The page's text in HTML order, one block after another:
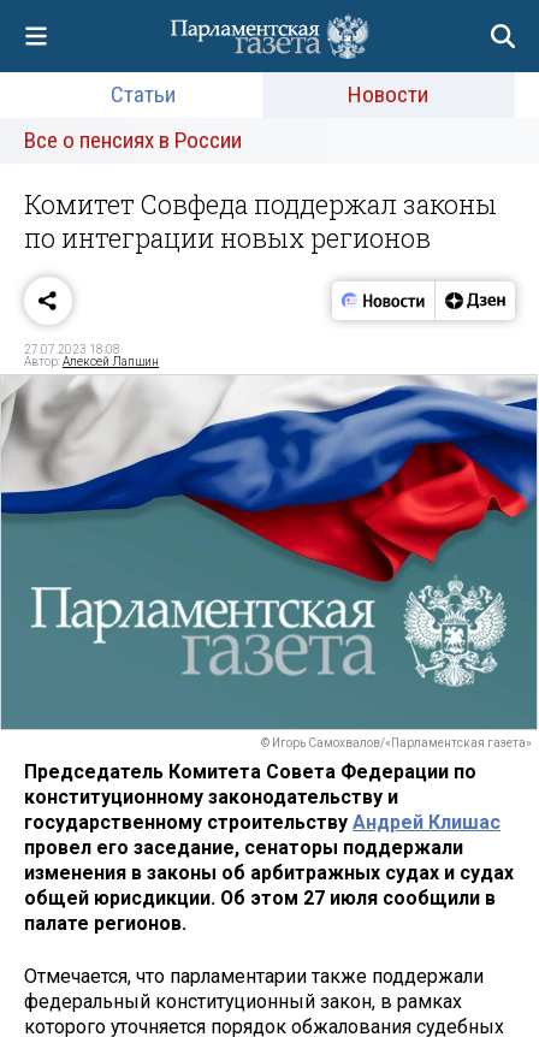
Статьи
Новости
Все о пенсиях в России
Комитет Совфеда поддержал законы
по интеграции новых регионов
27.07.2023 18:08
Автор:Алексей Лапшин
© Игорь Самохвалов/«Парламентская газета»
Председатель Комитета Совета Федерации по
конституционному законодательству и
государственному строительству Андрей Клишас
провел его заседание, сенаторы поддержали
изменения в законы об арбитражных судах и судах
общей юрисдикции. Об этом 27 июля сообщили в
палате регионов.
Отмечается, что парламентарии также поддержали
федеральный конституционный закон, в рамках
которого уточняется порядок обжалования судебных